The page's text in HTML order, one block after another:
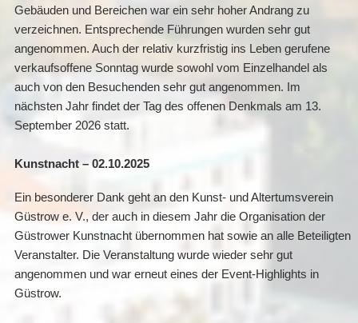
Gebäuden und Bereichen war ein sehr hoher Andrang zu
verzeichnen. Entsprechende Führungen wurden sehr gut
angenommen. Auch der relativ kurzfristig ins Leben gerufene
verkaufsoffene Sonntag wurde sowohl vom Einzelhandel als
auch von den Besuchenden sehr gut angenommen. Im
nächsten Jahr findet der Tag des offenen Denkmals am 13.
September 2026 statt.
Kunstnacht – 02.10.2025
Ein besonderer Dank geht an den Kunst- und Altertumsverein
Güstrow e. V., der auch in diesem Jahr die Organisation der
Güstrower Kunstnacht übernommen hat sowie an alle Beteiligten
Veranstalter. Die Veranstaltung wurde wieder sehr gut
angenommen und war erneut eines der Event-Highlights in
Güstrow.